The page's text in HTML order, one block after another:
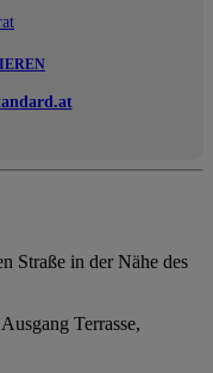
Straße in der Nähe des
Terrasse,